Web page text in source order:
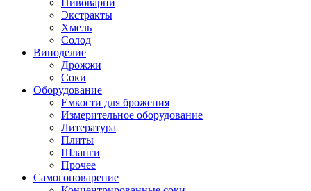
Пивоварни
Экстракты
Хмель
Солод
Виноделие
Дрожжи
Соки
Оборудование
Емкости для брожения
Измерительное оборудование
Литература
Плиты
Шланги
Прочее
Самогоноварение